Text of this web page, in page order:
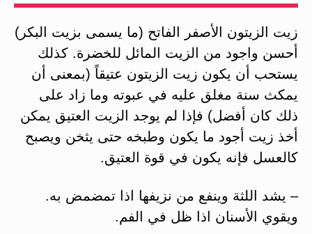
زيت الزيتون الأصفر الفاتح (ما يسمى بزيت البكر)
أحسن واجود من الزيت المائل للخضرة. كذلك
يستحب أن يكون زيت الزيتون عتيقاً (بمعنى أن
يمكث سنة مغلق عليه في عبوته وما زاد على
ذلك كان أفضل) فإذا لم يوجد الزيت العتيق يمكن
أخذ زيت أجود ما يكون وطبخه حتى يثخن ويصبح
كالعسل فإنه يكون في قوة العتيق.
– يشد اللثة وينفع من نزيفها اذا تمضمض به.
ويقوي الأسنان اذا ظل في الفم.